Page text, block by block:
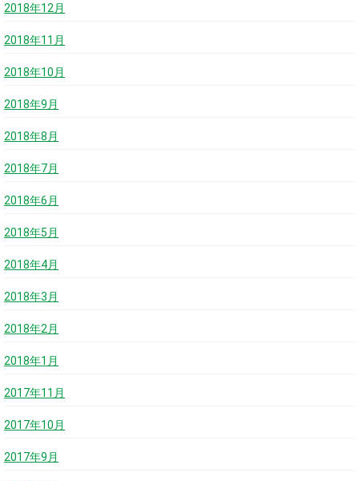
2018年12月
2018年11月
2018年10月
2018年9月
2018年8月
2018年7月
2018年6月
2018年5月
2018年4月
2018年3月
2018年2月
2018年1月
2017年11月
2017年10月
2017年9月